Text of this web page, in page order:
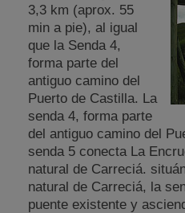
3,3 km (aprox. 55
min a pie), al igual
que la Senda 4,
forma parte del
antiguo camino del
Puerto de Castilla. La
senda 4, forma parte
del antiguo camino del
senda 5 conecta La
natural de Carreciá.
natural de Carreciá, la
puente existente y